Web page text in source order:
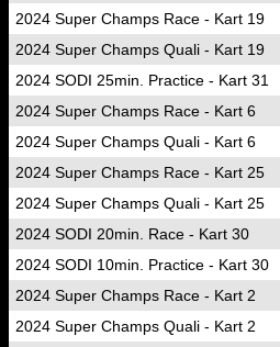
2024 Super Champs Race - Kart 19
2024 Super Champs Quali - Kart 19
2024 SODI 25min. Practice - Kart 31
2024 Super Champs Race - Kart 6
2024 Super Champs Quali - Kart 6
2024 Super Champs Race - Kart 25
2024 Super Champs Quali - Kart 25
2024 SODI 20min. Race - Kart 30
2024 SODI 10min. Practice - Kart 30
2024 Super Champs Race - Kart 2
2024 Super Champs Quali - Kart 2